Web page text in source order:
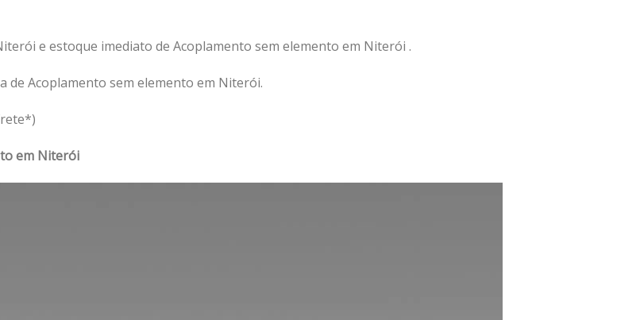
e estoque imediato de Acoplamento sem elemento em Niterói .
de Acoplamento sem elemento em Niterói.
em Niterói